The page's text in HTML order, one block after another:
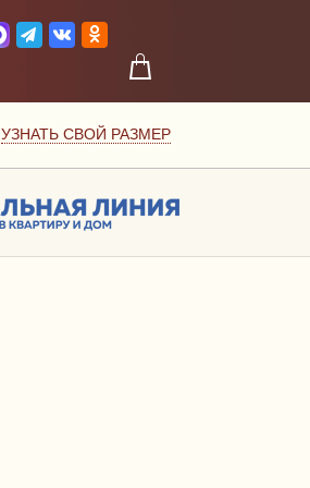
УЗНАТЬ СВОЙ РАЗМЕР